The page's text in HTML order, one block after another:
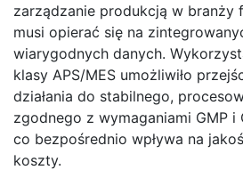
zarządzanie produkcją w branży
musi opierać się na
wiarygodnych danych.
klasy APS/MES umożliwiło
działania do stabilnego,
zgodnego z wymaganiami GMP i
co bezpośrednio wpływa na
koszty.